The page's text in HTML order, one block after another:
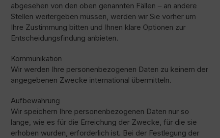
abgesehen von den oben genannten Fällen – an andere
Stellen weitergeben müssen, werden wir Sie vorher um
Ihre Zustimmung bitten und Ihnen klare Optionen zur
Entscheidungsfindung anbieten.
Kommunikation
Wir werden Ihre personenbezogenen Daten zu keinem der
angegebenen Zwecke international übermitteln.
Aufbewahrung
Wir speichern Ihre personenbezogenen Daten nur so
lange, wie es für die Erreichung der Zwecke, für die sie
erhoben wurden, erforderlich ist. Bei der Festlegung der